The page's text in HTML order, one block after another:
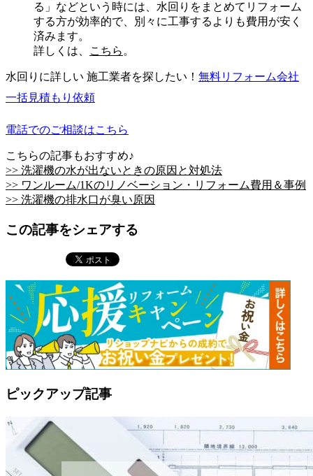
る」などという時には、水回りをまとめてリフォーム
する方が効率的で、別々に工事するよりも費用が安く
済みます。
詳しくは、
こちら 。
水回りに詳しい 施工業者を探したい！ 無料リフォーム会社
一括見積もり依頼
電話でのご相談はこちら
こちらの記事もおすすめ♪
>> 洗濯機の水が出ないときの原因と対処法
>> ワンルーム/1Kのリノベーション・リフォーム費用＆事例
>> 洗濯機の排水口が臭い原因
この記事をシェアする
ピックアップ記事